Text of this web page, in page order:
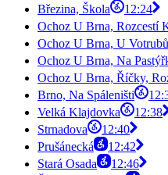
Březina, Škola
12:24
Ochoz U Brna, Rozcestí
Ochoz U Brna, U Votrubů
Ochoz U Brna, Na
Ochoz U Brna, Říčky,
Brno, Na Spáleništi
Velká Klajdovka
12:38
Strnadova
12:40
Prušánecká
12:42
Stará Osada
12:46